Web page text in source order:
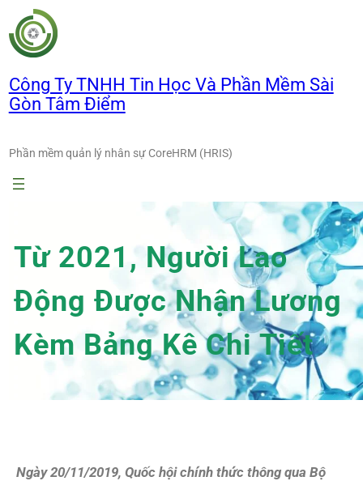
Chuyển
đến
phần
dung
Công Ty TNHH Tin Học Và Phần Mềm Sài
Gòn Tâm Điểm
Phần mềm quản lý nhân sự CoreHRM (HRIS)
Từ 2021, Người Lao
Động Được Nhận Lương
Kèm Bảng Kê Chi Tiết
Ngày 20/11/2019, Quốc hội chính thức thông qua Bộ